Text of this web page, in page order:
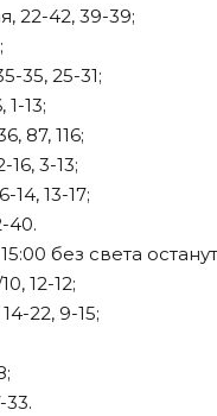
22-42, 39-39;
35, 25-31;
13;
87, 116;
3-13;
14, 13-17;
40.
без света
12-12;
22, 9-15;
33.